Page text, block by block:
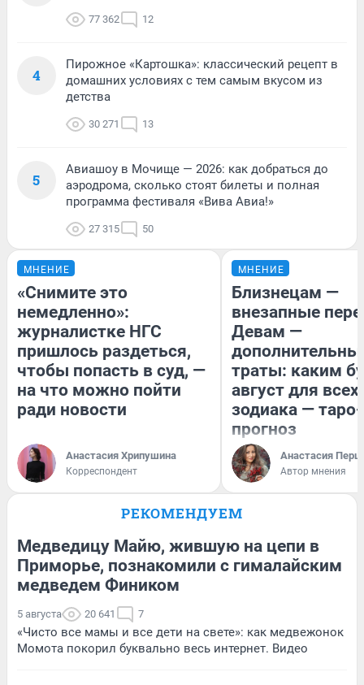
77 362 12
4
Пирожное «Картошка»: классический рецепт в
домашних условиях с тем самым вкусом из
детства
30 271 13
5
Авиашоу в Мочище — 2026: как добраться до
аэродрома, сколько стоят билеты и полная
программа фестиваля «Вива Авиа!»
27 315 50
МНЕНИЕ
«Снимите это
немедленно»:
журналистке НГС
пришлось раздеться,
чтобы попасть в суд, —
на что можно пойти
ради новости
Анастасия Хрипушина
Корреспондент
МНЕНИЕ
Близнецам —
внезапные
Девам —
траты: каким
август для
зодиака — таро-
прогноз
Анастасия
Автор мнения
РЕКОМЕНДУЕМ
Медведицу Майю, жившую на цепи в
Приморье, познакомили с гималайским
медведем Фиником
5 августа 20 641 7
«Чисто все мамы и все дети на свете»: как медвежонок
Момота покорил буквально весь интернет. Видео